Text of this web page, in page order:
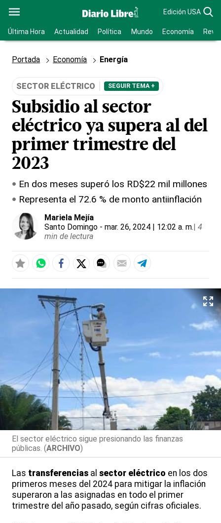
Edición USA
Última Hora Actualidad Política Mundo Economía
Portada Economía Energía
SECTOR ELÉCTRICO SEGUIR TEMA +
Subsidio al sector
eléctrico ya supera al del
primer trimestre del
2023
En dos meses superó los RD$22 mil millones
Representa el 72.6 % de monto antiinflación
Mariela Mejía
Santo Domingo - mar. 26, 2024 | 12:02 a. m.| 4
min de lectura
El sector eléctrico sigue presionando las finanzas
públicas. (ARCHIVO)
Las transferencias al sector eléctrico en los dos
primeros meses del 2024 para mitigar la inflación
superaron a las asignadas en todo el primer
trimestre del año pasado, según cifras oficiales.